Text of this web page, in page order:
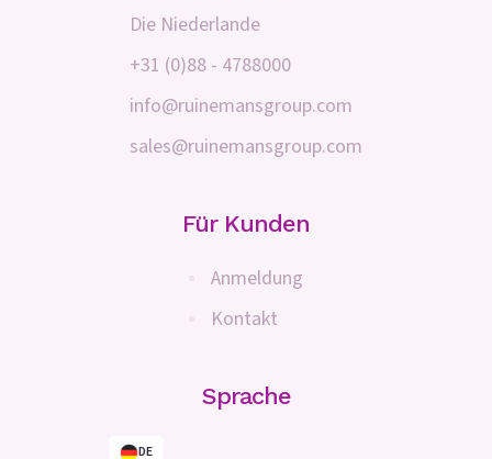
Die Niederlande
+31 (0)88 - 4788000
info@ruinemansgroup.com
sales@ruinemansgroup.com
Für Kunden
Anmeldung
Kontakt
Sprache
DE